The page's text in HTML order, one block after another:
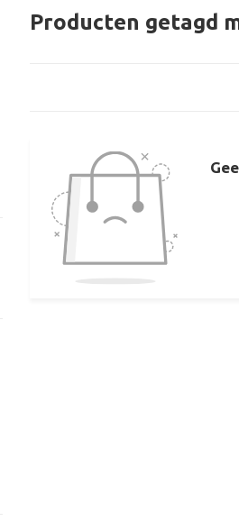
Producten getagd